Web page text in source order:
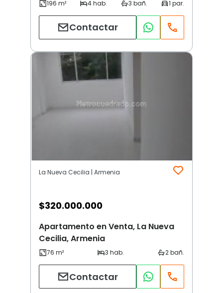
Contactar
La Nueva Cecilia | Armenia
$320.000.000
Apartamento en Venta, La Nueva
Cecilia, Armenia
Contactar